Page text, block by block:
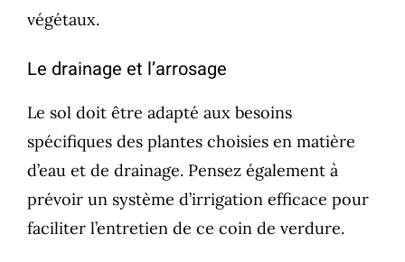
végétaux.
Le drainage et l’arrosage
Le sol doit être adapté aux besoins
spécifiques des plantes choisies en matière
d’eau et de drainage. Pensez également à
prévoir un système d’irrigation efficace pour
faciliter l’entretien de ce coin de verdure.